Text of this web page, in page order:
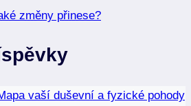
změny přinese?